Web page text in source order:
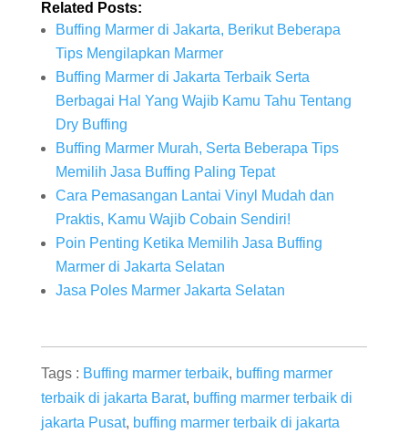
Related Posts:
Buffing Marmer di Jakarta, Berikut Beberapa
Tips Mengilapkan Marmer
Buffing Marmer di Jakarta Terbaik Serta
Berbagai Hal Yang Wajib Kamu Tahu Tentang
Dry Buffing
Buffing Marmer Murah, Serta Beberapa Tips
Memilih Jasa Buffing Paling Tepat
Cara Pemasangan Lantai Vinyl Mudah dan
Praktis, Kamu Wajib Cobain Sendiri!
Poin Penting Ketika Memilih Jasa Buffing
Marmer di Jakarta Selatan
Jasa Poles Marmer Jakarta Selatan
Tags : Buffing marmer terbaik, buffing marmer
terbaik di jakarta Barat, buffing marmer terbaik di
jakarta Pusat, buffing marmer terbaik di jakarta